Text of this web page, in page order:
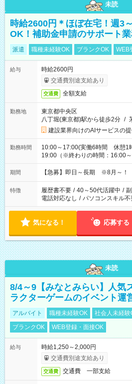
未読
時給2600円＊ほぼ在宅！週3
OK！補助金申請のサポート
派遣 職種未経験OK ブランクOK WEB
給与
時給2600円
交通費別途支給あり
交通費 全額支給
勤務地
東京都中央区
八丁堀(東京都)駅から徒歩2分 /
建設業界向けのAIサービスの
勤務時間
10:00～17:00(実働6時間 休憩1
19:00（※終わりの時間：16:00～
期間 【急募】即日～長期 ※8月～！
特徴 履歴書不要 / 40～50代活躍中 /
電話対応なし / パソコンスキル不
気になる！ 応募する
未読
8/4～9【みなとみらい】人気
ラクターゲームのイベント運
アルバイト 職種未経験OK 社会人未経験
ブランクOK
WEB登録・面接OK
給与
時給1,250～2,000円
交通費別途支給あり
交通費 交通費 一部支給